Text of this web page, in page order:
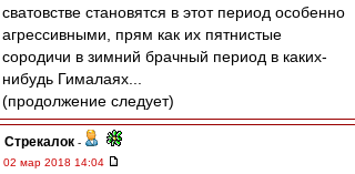
сватовстве становятся в этот период особенно
агрессивными, прям как их пятнистые
сородичи в зимний брачный период в каких-
нибудь Гималаях...
(продолжение следует)
Стрекалок -
02 мар 2018 14:04